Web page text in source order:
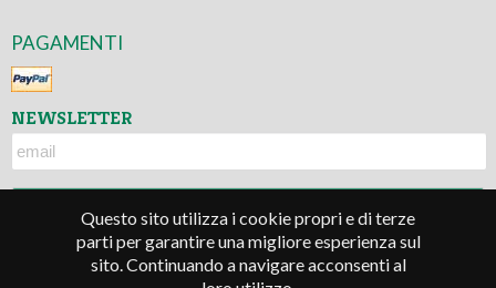
Questo sito utilizza i cookie propri e di terze
parti per garantire una migliore esperienza sul
sito. Continuando a navigare acconsenti al
PAGAMENTI
NEWSLETTER